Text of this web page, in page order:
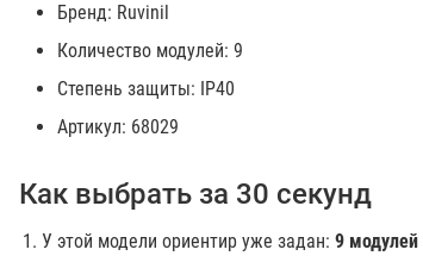
Бренд: Ruvinil
Количество модулей: 9
Степень защиты: IP40
Артикул: 68029
Как выбрать за 30 секунд
У этой модели ориентир уже задан:9 модулей